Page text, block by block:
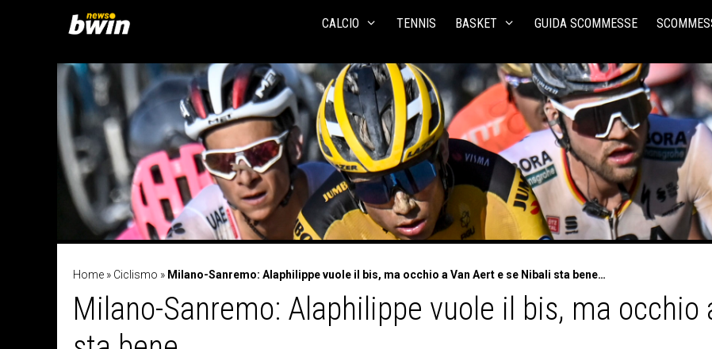
CALCIO TENNIS BASKET GUIDA SCOMMESSE
Home » Ciclismo » Milano-Sanremo: Alaphilippe vuole il bis, ma occhio a Van Aert e se Nibali sta bene…
Milano-Sanremo: Alaphilippe vuole il bis, ma occhio